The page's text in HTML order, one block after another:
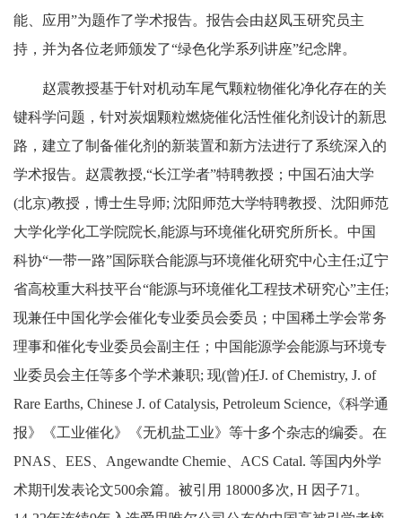
能、应用”为题作了学术报告。报告会由赵凤玉研究员主
持，并为各位老师颁发了“绿色化学系列讲座”纪念牌。
赵震教授基于针对机动车尾气颗粒物催化净化存在的关
键科学问题，针对炭烟颗粒燃烧催化活性催化剂设计的新思
路，建立了制备催化剂的新装置和新方法进行了系统深入的
学术报告。赵震教授,“长江学者”特聘教授；中国石油大学
(北京)教授，博士生导师; 沈阳师范大学特聘教授、沈阳师范
大学化学化工学院院长,能源与环境催化研究所所长。中国
科协“一带一路”国际联合能源与环境催化研究中心主任;辽宁
省高校重大科技平台“能源与环境催化工程技术研究心”主任;
现兼任中国化学会催化专业委员会委员；中国稀土学会常务
理事和催化专业委员会副主任；中国能源学会能源与环境专
业委员会主任等多个学术兼职; 现(曾)任J. of Chemistry, J. of
Rare Earths, Chinese J. of Catalysis, Petroleum Science,《科学通
报》《工业催化》《无机盐工业》等十多个杂志的编委。在
PNAS、EES、Angewandte Chemie、ACS Catal. 等国内外学
术期刊发表论文500余篇。被引用 18000多次, H 因子71。